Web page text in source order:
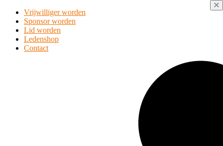
Vrijwilliger worden
Sponsor worden
Lid worden
Ledenshop
Contact